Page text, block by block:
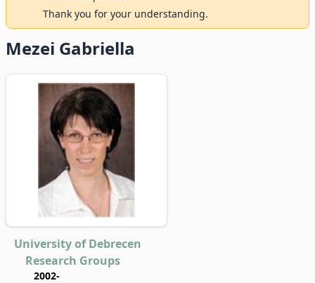
Thank you for your understanding.
Mezei Gabriella
University of Debrecen
Research Groups
2002-